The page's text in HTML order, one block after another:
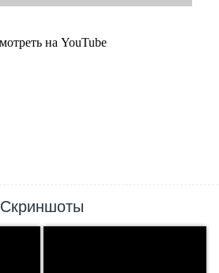
Скриншоты